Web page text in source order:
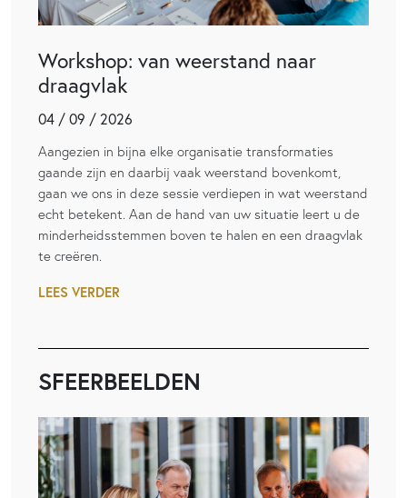
Workshop: van weerstand naar
draagvlak
04 / 09 / 2026
Aangezien in bijna elke organisatie transformaties
gaande zijn en daarbij vaak weerstand bovenkomt,
gaan we ons in deze sessie verdiepen in wat weerstand
echt betekent. Aan de hand van uw situatie leert u de
minderheidsstemmen boven te halen en een draagvlak
te creëren.
LEES VERDER
SFEERBEELDEN